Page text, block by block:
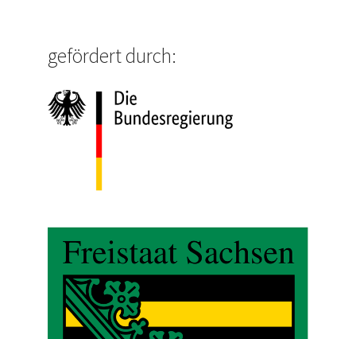
gefördert durch: